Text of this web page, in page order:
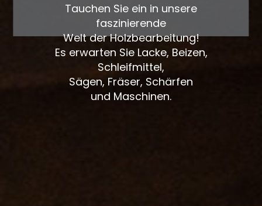
Tauchen Sie ein in unsere
faszinierende
Welt der Holzbearbeitung!
Es erwarten Sie Lacke, Beizen,
Schleifmittel,
Sägen, Fräser, Schärfen
und Maschinen.